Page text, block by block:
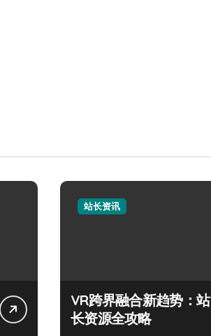
站长资讯
VR跨界融合新趋势：站
长资源全攻略